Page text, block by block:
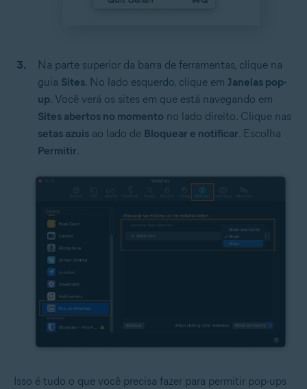
Na parte superior da barra de ferramentas, clique na
guia Sites. No lado esquerdo, clique em Janelas pop-
up. Você verá os sites em que está navegando em
Sites abertos no momento no lado direito. Clique nas
setas azuis ao lado de Bloquear e notificar. Escolha
Permitir.
Isso é tudo o que você precisa fazer para permitir pop-ups